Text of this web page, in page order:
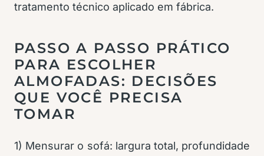
tratamento técnico aplicado em fábrica.
PASSO A PASSO PRÁTICO
PARA ESCOLHER
ALMOFADAS: DECISÕES
QUE VOCÊ PRECISA
TOMAR
1) Mensurar o sofá: largura total, profundidade